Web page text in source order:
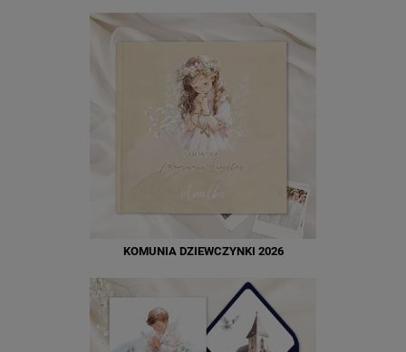
KOMUNIA DZIEWCZYNKI 2026